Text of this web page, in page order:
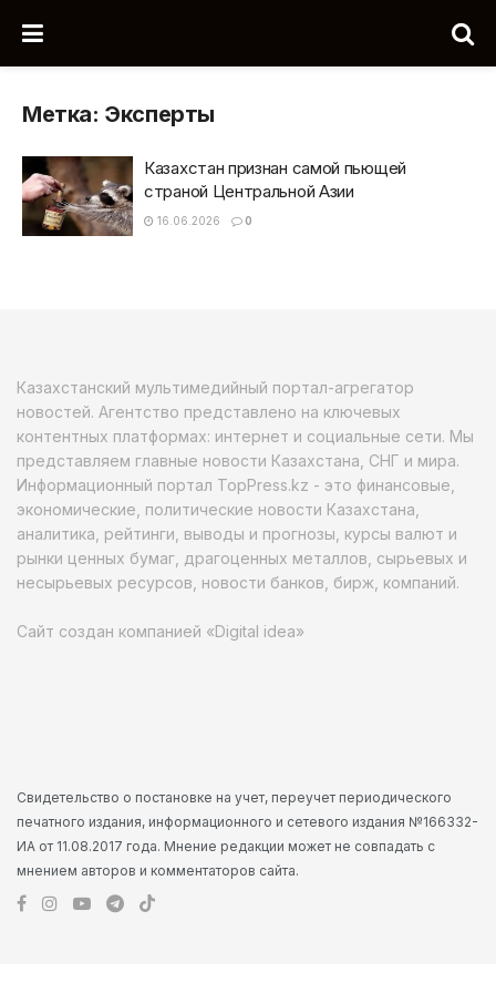
Метка: Эксперты
Казахстан признан самой пьющей
страной Центральной Азии
16.06.2026 0
Казахстанский мультимедийный портал-агрегатор
новостей. Агентство представлено на ключевых
контентных платформах: интернет и социальные сети. Мы
представляем главные новости Казахстана, СНГ и мира.
Информационный портал TopPress.kz - это финансовые,
экономические, политические новости Казахстана,
аналитика, рейтинги, выводы и прогнозы, курсы валют и
рынки ценных бумаг, драгоценных металлов, сырьевых и
несырьевых ресурсов, новости банков, бирж, компаний.
Сайт создан компанией «Digital idea»
Свидетельство о постановке на учет, переучет периодического
печатного издания, информационного и сетевого издания №166332-
ИА от 11.08.2017 года. Мнение редакции может не совпадать с
мнением авторов и комментаторов сайта.